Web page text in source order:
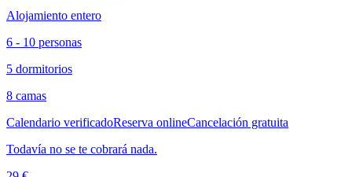
Alojamiento entero
6 - 10 personas
5 dormitorios
8 camas
Calendario verificadoReserva onlineCancelación gratuita
Todavía no se te cobrará nada.